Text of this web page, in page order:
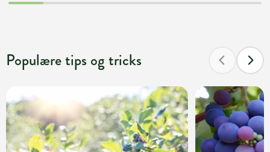
Populære tips og tricks